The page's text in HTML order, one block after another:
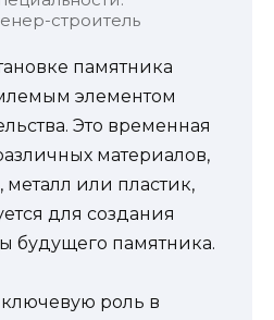
строитель
памятника
элементом
Это временная
материалов,
металл или пластик,
для создания
будущего памятника.
роль в